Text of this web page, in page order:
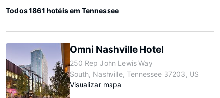
Todos 1861 hotéis em Tennessee
Omni Nashville Hotel
250 Rep John Lewis Way
South, Nashville, Tennessee 37203, US
Visualizar mapa